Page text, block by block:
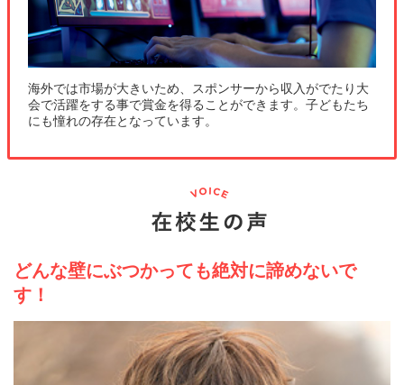
海外では市場が大きいため、スポンサーから収入がでたり大
会で活躍をする事で賞金を得ることができます。子どもたち
にも憧れの存在となっています。
どんな壁にぶつかっても絶対に諦めないで
す！